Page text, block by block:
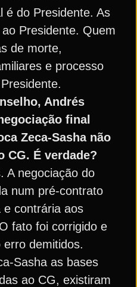
é do Presidente. As
Presidente. Quem
de morte,
e processo
Andrés
final
Zeca-Sasha não
CG. É verdade?
A negociação do
num pré-contrato
e contrária aos
fato foi corrigido e
demitidos.
Sasha as bases
ao CG, existiram